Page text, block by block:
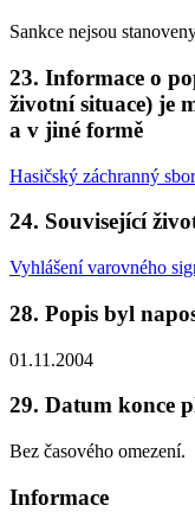
Sankce nejsou
23. Informace o
životní situace) je
a v jiné formě
Hasičský záchranný
24. Související
Vyhlášení varovného
28. Popis byl
01.11.2004
29. Datum konce
Bez časového omezení.
Informace